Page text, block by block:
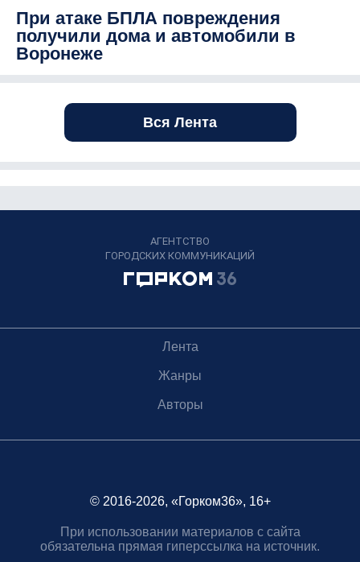
При атаке БПЛА повреждения
получили дома и автомобили в
Воронеже
Вся Лента
АГЕНТСТВО
ГОРОДСКИХ КОММУНИКАЦИЙ
Лента
Жанры
Авторы
© 2016-2026, «Горком36», 16+
При использовании материалов с сайта
обязательна прямая гиперссылка на источник.